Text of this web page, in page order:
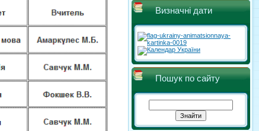
Визначні дати
Пошук по сайту